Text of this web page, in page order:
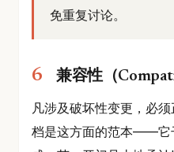
免重复讨论。
兼容性（
凡涉及破坏性变更，必
档是这方面的范本——它